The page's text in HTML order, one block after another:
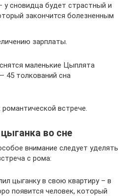
у сновидца будет страстный и
закончится болезненным
зарплаты.
маленькие Цыплята
45 толкований сна
встрече.
во сне
внимание следует уделять
с рома:
цыганку в свою квартиру – в
появится человек, который